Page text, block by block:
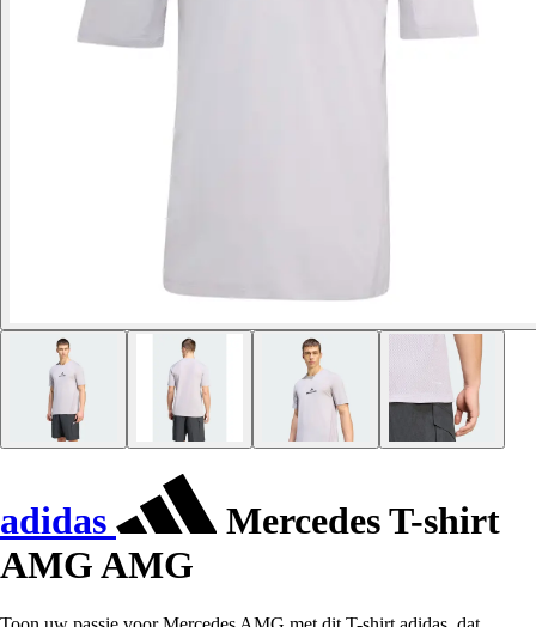
adidas
Mercedes T-shirt
AMG AMG